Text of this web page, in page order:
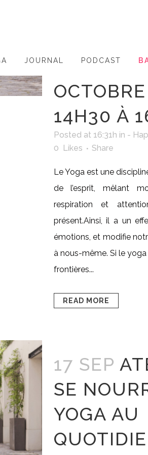
JOURNAL PODCAST
14H30 À
Posted at 16:31h in -
0 Likes Share
Le Yoga est une
de l’esprit, mêlant
respiration et
présent.Ainsi, il a un
émotions, et modifie
à nous-même. Si le
frontières...
READ MORE
17 SEP
SE
YOGA AU